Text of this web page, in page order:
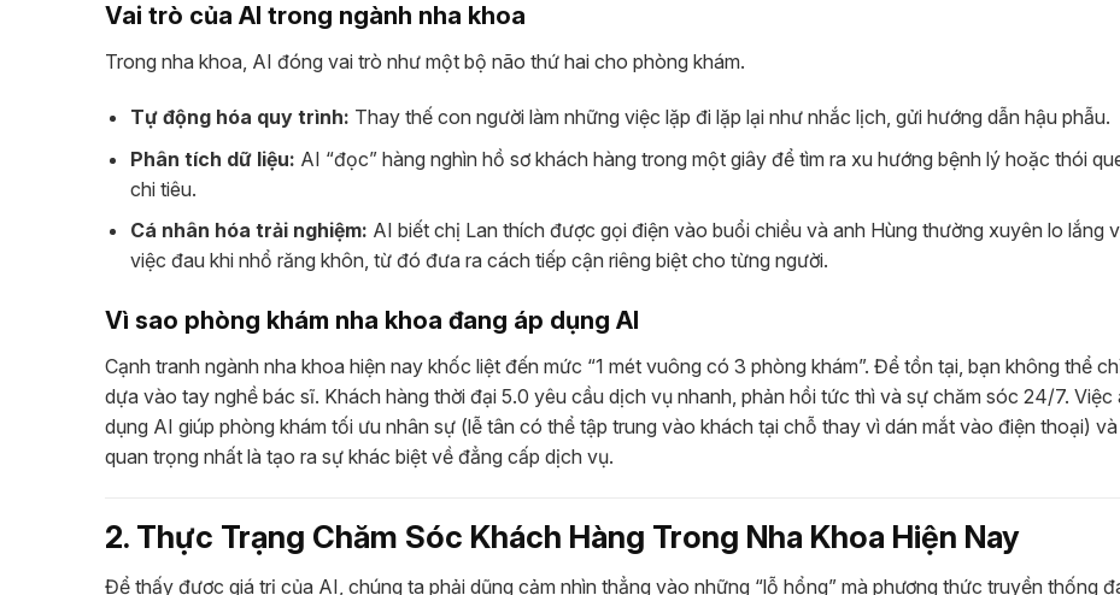
Vai trò của AI trong ngành nha khoa
Trong nha khoa, AI đóng vai trò như một bộ não thứ hai cho phòng khám.
Tự động hóa quy trình: Thay thế con người làm những việc lặp đi lặp lại như nhắc lịch, gửi hướng dẫn hậu phẫu.
Phân tích dữ liệu: AI “đọc” hàng nghìn hồ sơ khách hàng trong một giây để tìm ra xu hướng bệnh lý hoặc thói
chi tiêu.
Cá nhân hóa trải nghiệm: AI biết chị Lan thích được gọi điện vào buổi chiều và anh Hùng thường xuyên lo lắng
việc đau khi nhổ răng khôn, từ đó đưa ra cách tiếp cận riêng biệt cho từng người.
Vì sao phòng khám nha khoa đang áp dụng AI
Cạnh tranh ngành nha khoa hiện nay khốc liệt đến mức “1 mét vuông có 3 phòng khám”. Để tồn tại, bạn không thể
dựa vào tay nghề bác sĩ. Khách hàng thời đại 5.0 yêu cầu dịch vụ nhanh, phản hồi tức thì và sự chăm sóc 24/7. Việc
dụng AI giúp phòng khám tối ưu nhân sự (lễ tân có thể tập trung vào khách tại chỗ thay vì dán mắt vào điện thoại) và
quan trọng nhất là tạo ra sự khác biệt về đẳng cấp dịch vụ.
2. Thực Trạng Chăm Sóc Khách Hàng Trong Nha Khoa Hiện Nay
Để thấy được giá trị của AI, chúng ta phải dũng cảm nhìn thẳng vào những “lỗ hổng” mà phương thức truyền thống